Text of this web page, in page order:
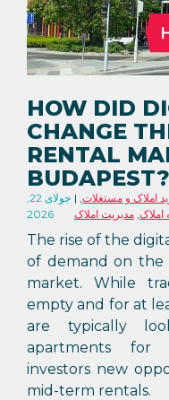
HOW DID
CHANGE
RENTAL
BUDAPEST?
جولای 22,
2026
املاک و مستغلات,
املاک,مدیریت املاک
The rise of the
of demand on the
market. While
empty and for at
are typically
apartments for
investors new
mid-term rentals.